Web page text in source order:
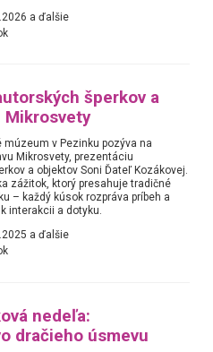
a ďalšie
šperkov a
Mikrosvety
múzeum v Pezinku pozýva na
Mikrosvety, prezentáciu
a objektov Soni Ďateľ Kozákovej.
zážitok, ktorý presahuje tradičné
– každý kúsok rozpráva príbeh a
interakcii a dotyku.
a ďalšie
nedeľa:
dračieho úsmevu